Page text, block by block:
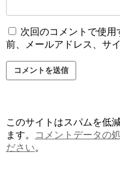
次回のコメントで使
前、メールアドレス、サ
このサイトはスパムを低
ます。
コメントデータの
ださい。